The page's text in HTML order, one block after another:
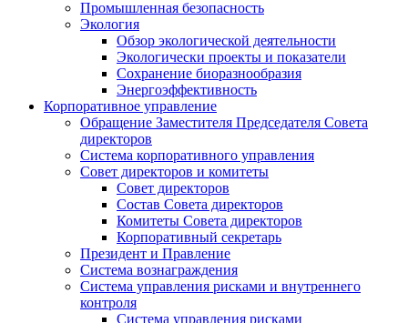
Промышленная безопасность
Экология
Обзор экологической деятельности
Экологически проекты и показатели
Сохранение биоразнообразия
Энергоэффективность
Корпоративное управление
Обращение Заместителя Председателя Совета
директоров
Система корпоративного управления
Совет директоров и комитеты
Совет директоров
Состав Совета директоров
Комитеты Совета директоров
Корпоративный секретарь
Президент и Правление
Система вознаграждения
Система управления рисками и внутреннего
контроля
Система управления рисками